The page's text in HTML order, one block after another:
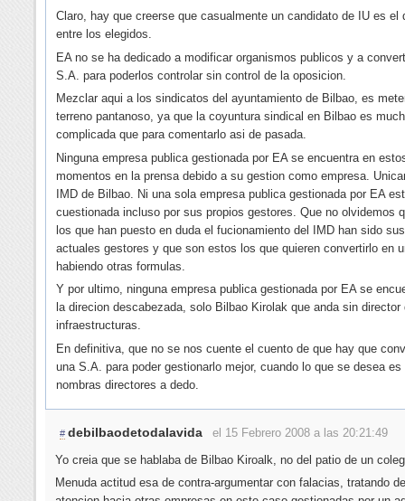
Claro, hay que creerse que casualmente un candidato de IU es el
entre los elegidos.
EA no se ha dedicado a modificar organismos publicos y a
S.A. para poderlos controlar sin control de la oposicion.
Mezclar aqui a los sindicatos del ayuntamiento de Bilbao, es
terreno pantanoso, ya que la coyuntura sindical en Bilbao es
complicada que para comentarlo asi de pasada.
Ninguna empresa publica gestionada por EA se encuentra en
momentos en la prensa debido a su gestion como empresa.
IMD de Bilbao. Ni una sola empresa publica gestionada por EA
cuestionada incluso por sus propios gestores. Que no olvidemos
los que han puesto en duda el fucionamiento del IMD han sido
actuales gestores y que son estos los que quieren convertirlo en
habiendo otras formulas.
Y por ultimo, ninguna empresa publica gestionada por EA se
la direcion descabezada, solo Bilbao Kirolak que anda sin director
infraestructuras.
En definitiva, que no se nos cuente el cuento de que hay que
una S.A. para poder gestionarlo mejor, cuando lo que se desea es
nombras directores a dedo.
# debilbaodetodalavida
el 15 Febrero 2008 a las 20:21:49
Yo creia que se hablaba de Bilbao Kiroalk, no del patio de un
Menuda actitud esa de contra-argumentar con falacias, tratando